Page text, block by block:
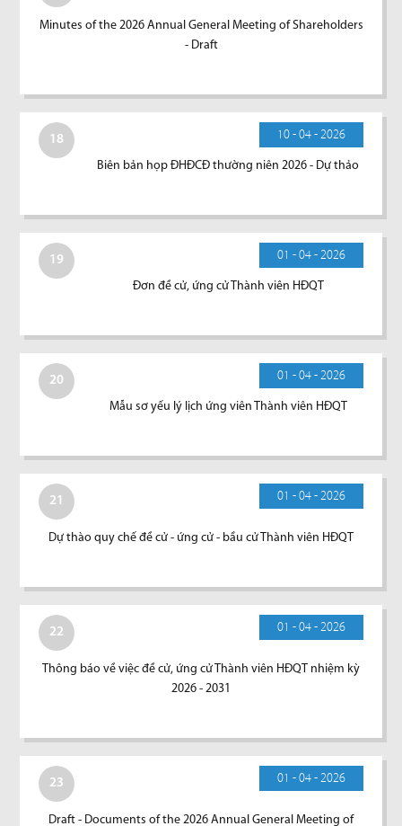
Minutes of the 2026 Annual General Meeting of Shareholders
- Draft
18 10 - 04 - 2026
Biên bản họp ĐHĐCĐ thường niên 2026 - Dự thảo
19 01 - 04 - 2026
Đơn đề cử, ứng cử Thành viên HĐQT
20 01 - 04 - 2026
Mẫu sơ yếu lý lịch ứng viên Thành viên HĐQT
21 01 - 04 - 2026
Dự thào quy chế đề cử - ứng cử - bầu cử Thành viên HĐQT
22 01 - 04 - 2026
Thông báo về việc đề cử, ứng cử Thành viên HĐQT nhiệm kỳ
2026 - 2031
23 01 - 04 - 2026
Draft - Documents of the 2026 Annual General Meeting of